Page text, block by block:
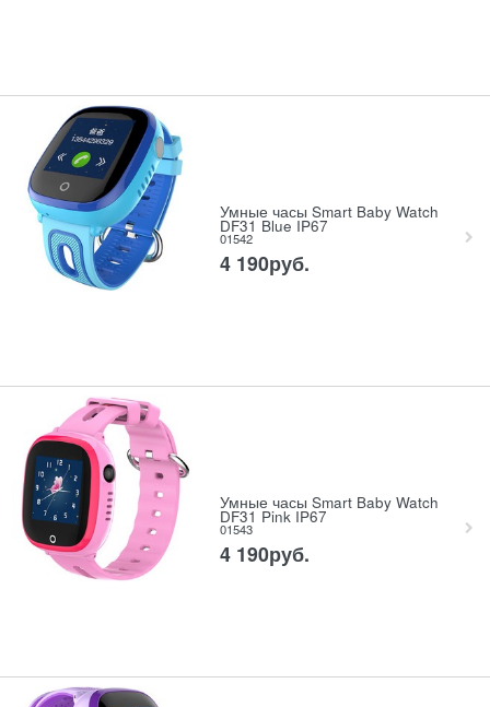
Умные часы Smart Baby Watch
DF31 Blue IP67
01542
4 190руб.
Умные часы Smart Baby Watch
DF31 Pink IP67
01543
4 190руб.